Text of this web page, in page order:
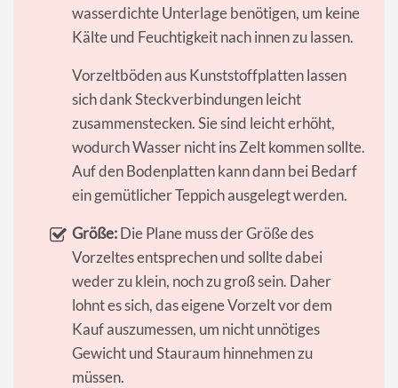
wasserdichte Unterlage benötigen, um keine
Kälte und Feuchtigkeit nach innen zu lassen.
Vorzeltböden aus Kunststoffplatten lassen
sich dank Steckverbindungen leicht
zusammenstecken. Sie sind leicht erhöht,
wodurch Wasser nicht ins Zelt kommen sollte.
Auf den Bodenplatten kann dann bei Bedarf
ein gemütlicher Teppich ausgelegt werden.
Größe:Die Plane muss der Größe des
Vorzeltes entsprechen und sollte dabei
weder zu klein, noch zu groß sein. Daher
lohnt es sich, das eigene Vorzelt vor dem
Kauf auszumessen, um nicht unnötiges
Gewicht und Stauraum hinnehmen zu
müssen.